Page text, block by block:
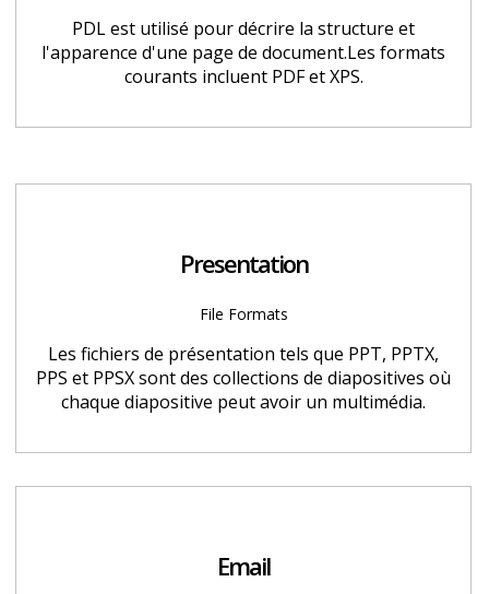
PDL est utilisé pour décrire la structure et
l'apparence d'une page de document.Les formats
courants incluent PDF et XPS.
Presentation
File Formats
Les fichiers de présentation tels que PPT, PPTX,
PPS et PPSX sont des collections de diapositives où
chaque diapositive peut avoir un multimédia.
Email